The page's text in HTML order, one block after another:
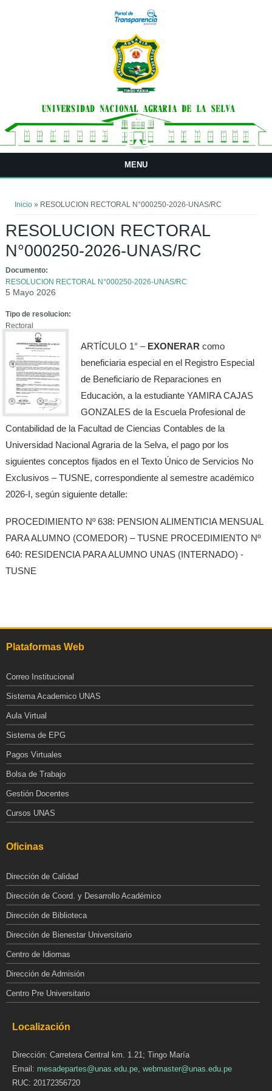
MENU
Inicio » RESOLUCION RECTORAL N°000250-2026-UNAS/RC
RESOLUCION RECTORAL
N°000250-2026-UNAS/RC
Documento:
RESOLUCION RECTORAL N°000250-2026-UNAS/RC
5 Mayo 2026
Tipo de resolucion:
Rectoral
ARTÍCULO 1° – EXONERAR como
beneficiaria especial en el Registro Especial
de Beneficiario de Reparaciones en
Educación, a la estudiante YAMIRA CAJAS
GONZALES de la Escuela Profesional de
Contabilidad de la Facultad de Ciencias Contables de la
Universidad Nacional Agraria de la Selva, el pago por los
siguientes conceptos fijados en el Texto Único de Servicios No
Exclusivos – TUSNE, correspondiente al semestre académico
2026-I, según siguiente detalle:
PROCEDIMIENTO Nº 638: PENSION ALIMENTICIA MENSUAL
PARA ALUMNO (COMEDOR) – TUSNE PROCEDIMIENTO Nº
640: RESIDENCIA PARA ALUMNO UNAS (INTERNADO) -
TUSNE
Plataformas Web
Correo Institucional
Sistema Academico UNAS
Aula Virtual
Sistema de EPG
Pagos Virtuales
Bolsa de Trabajo
Gestión Docentes
Cursos UNAS
Oficinas
Dirección de Calidad
Dirección de Coord. y Desarrollo Académico
Dirección de Biblioteca
Dirección de Bienestar Universitario
Centro de Idiomas
Dirección de Admisión
Centro Pre Universitario
Localización
Dirección: Carretera Central km. 1.21; Tingo María
Email: mesadepartes@unas.edu.pe, webmaster@unas.edu.pe
RUC: 20172356720